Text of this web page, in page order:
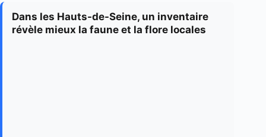
Dans les Hauts-de-Seine, un inventaire
révèle mieux la faune et la flore locales